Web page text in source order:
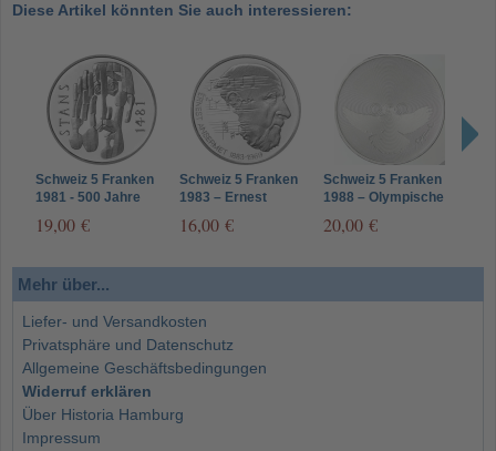
Diese Artikel könnten Sie auch interessieren:
Schweiz 5 Franken
1981 - 500 Jahre
- PP
19,00 €
Schweiz 5 Franken
1983 – Ernest
16,00 €
Schweiz 5 Franken
1988 – Olympische
20,00 €
Mehr über...
Liefer- und Versandkosten
Privatsphäre und Datenschutz
Allgemeine Geschäftsbedingungen
Widerruf erklären
Über Historia Hamburg
Impressum